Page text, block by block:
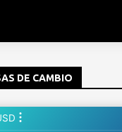
DE CAMBIO